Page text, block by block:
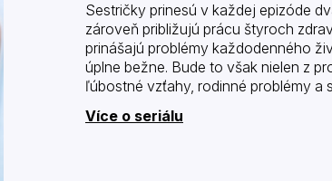
Sestričky prinesú v každej epizóde
zároveň približujú prácu štyroch
prinášajú problémy každodenného
úplne bežne. Bude to však nielen z
ľúbostné vzťahy, rodinné problémy a
Více o seriálu